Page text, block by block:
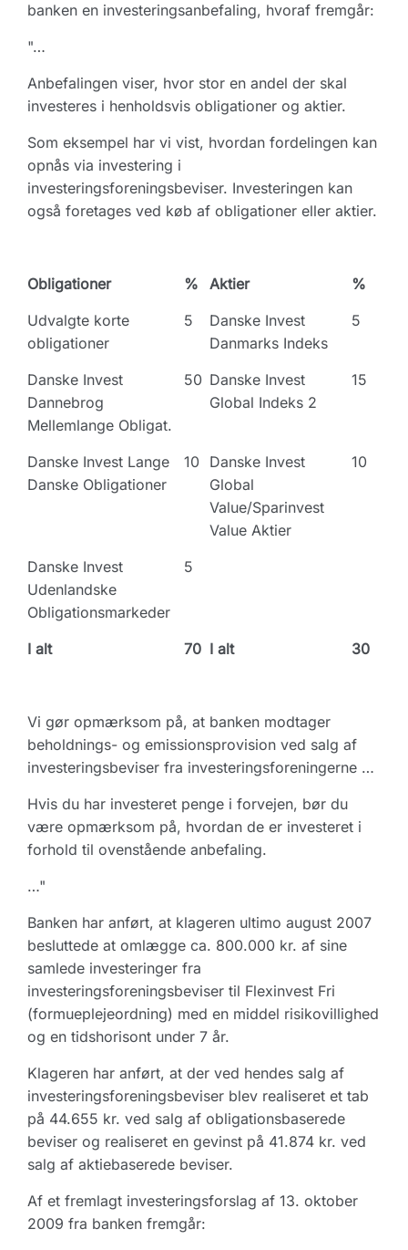
banken en investeringsanbefaling, hvoraf fremgår:
"…
Anbefalingen viser, hvor stor en andel der skal
investeres i henholdsvis obligationer og aktier.
Som eksempel har vi vist, hvordan fordelingen kan
opnås via investering i
investeringsforeningsbeviser. Investeringen kan
også foretages ved køb af obligationer eller aktier.
Obligationer % Aktier
%
Udvalgte korte
obligationer
5
Danske Invest
Danmarks Indeks
5
Danske Invest
Dannebrog
Mellemlange Obligat.
50 Danske Invest
Global Indeks 2
15
Danske Invest Lange
Danske Obligationer
10
Danske Invest
Global
Value/Sparinvest
Value Aktier
10
Danske Invest
Udenlandske
Obligationsmarkeder
5
I alt 70 I alt 30
Vi gør opmærksom på, at banken modtager
beholdnings- og emissionsprovision ved salg af
investeringsbeviser fra investeringsforeningerne …
Hvis du har investeret penge i forvejen, bør du
være opmærksom på, hvordan de er investeret i
forhold til ovenstående anbefaling.
…"
Banken har anført, at klageren ultimo august 2007
besluttede at omlægge ca. 800.000 kr. af sine
samlede investeringer fra
investeringsforeningsbeviser til Flexinvest Fri
(formueplejeordning) med en middel risikovillighed
og en tidshorisont under 7 år.
Klageren har anført, at der ved hendes salg af
investeringsforeningsbeviser blev realiseret et tab
på 44.655 kr. ved salg af obligationsbaserede
beviser og realiseret en gevinst på 41.874 kr. ved
salg af aktiebaserede beviser.
Af et fremlagt investeringsforslag af 13. oktober
2009 fra banken fremgår: